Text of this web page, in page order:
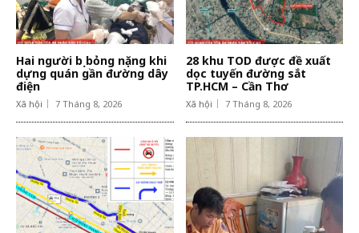
Hai người bị bỏng nặng khi
dựng quán gần đường dây
điện
Xã hội 7 Tháng 8, 2026
28 khu TOD được đề xuất
dọc tuyến đường sắt
TP.HCM – Cần Thơ
Xã hội 7 Tháng 8, 2026